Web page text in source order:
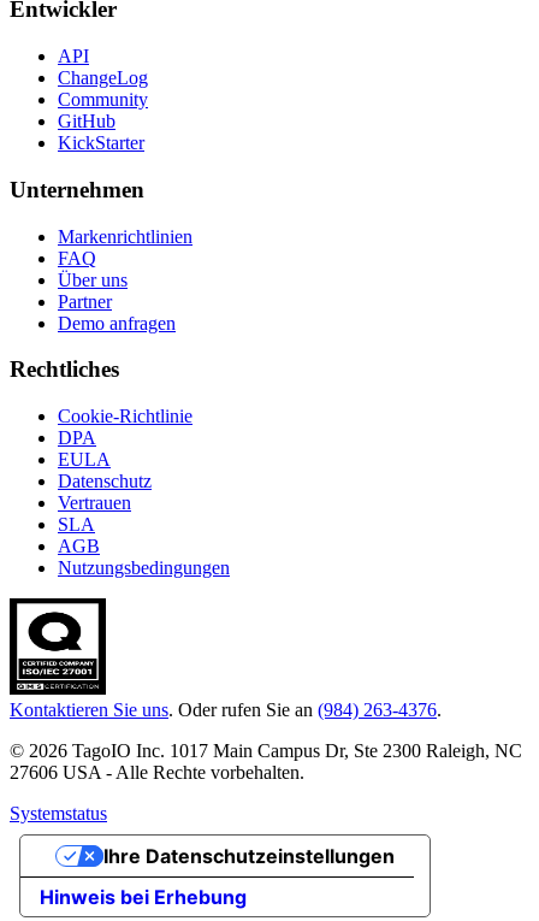
Entwickler
API
ChangeLog
Community
GitHub
KickStarter
Unternehmen
Markenrichtlinien
FAQ
Über uns
Partner
Demo anfragen
Rechtliches
Cookie-Richtlinie
DPA
EULA
Datenschutz
Vertrauen
SLA
AGB
Nutzungsbedingungen
Kontaktieren Sie uns. Oder rufen Sie an (984) 263-4376.
© 2026 TagoIO Inc. 1017 Main Campus Dr, Ste 2300 Raleigh, NC
27606 USA - Alle Rechte vorbehalten.
Systemstatus
Hinweis bei Erhebung
Ihre Datenschutzeinstellungen